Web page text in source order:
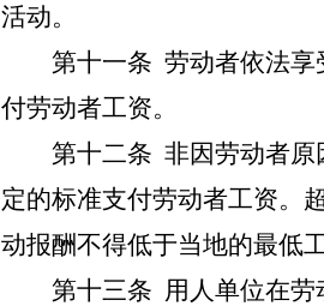
活动。
第十一条 劳动者依法享
付劳动者工资。
第十二条 非因劳动者原
定的标准支付劳动者工资。
动报酬不得低于当地的最低
第十三条 用人单位在